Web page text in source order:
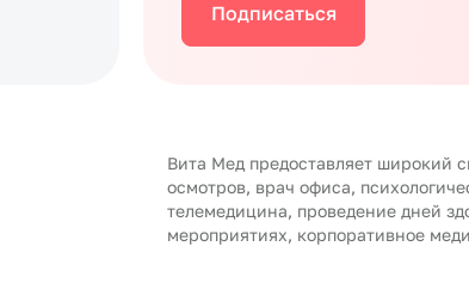
Подписаться
Вита Мед предоставляет широкий
осмотров, врач офиса,
телемедицина, проведение дней
мероприятиях, корпоративное